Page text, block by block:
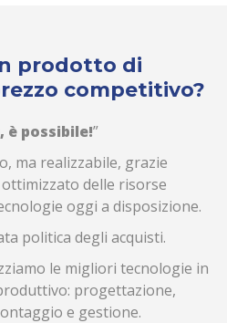
prodotto di
competitivo?
è possibile!”
ma realizzabile, grazie
delle risorse
oggi a disposizione.
politica degli acquisti.
le migliori tecnologie in
progettazione,
e gestione.